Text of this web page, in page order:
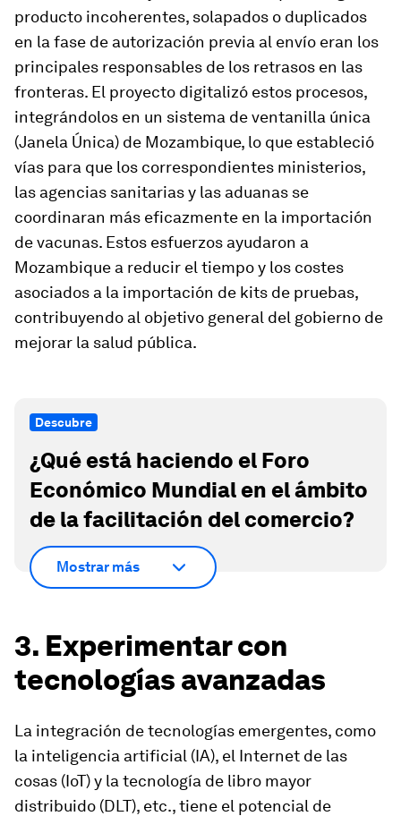
producto incoherentes, solapados o duplicados
en la fase de autorización previa al envío eran los
principales responsables de los retrasos en las
fronteras. El proyecto digitalizó estos procesos,
integrándolos en un sistema de ventanilla única
(Janela Única) de Mozambique, lo que estableció
vías para que los correspondientes ministerios,
las agencias sanitarias y las aduanas se
coordinaran más eficazmente en la importación
de vacunas. Estos esfuerzos ayudaron a
Mozambique a reducir el tiempo y los costes
asociados a la importación de kits de pruebas,
contribuyendo al objetivo general del gobierno de
mejorar la salud pública.
Descubre
¿Qué está haciendo el Foro
Económico Mundial en el ámbito
de la facilitación del comercio?
Mostrar más
3. Experimentar con
tecnologías avanzadas
La integración de tecnologías emergentes, como
la inteligencia artificial (IA), el Internet de las
cosas (IoT) y la tecnología de libro mayor
distribuido (DLT), etc., tiene el potencial de